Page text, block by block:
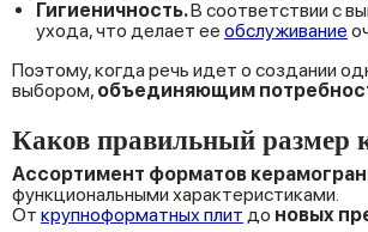
Гигиеничность.В соответствии с
ухода, что делает ее обслуживание
Поэтому, когда речь идет о создании
выбором, объединяющим
Каков правильный размер
Ассортимент форматов
функциональными характеристиками.
От крупноформатных плит до новых